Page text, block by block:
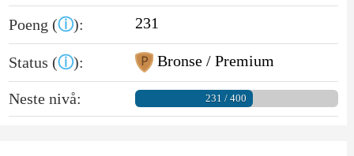
Poeng (ⓘ): 231
Status (ⓘ): Bronse / Premium
Neste nivå: 231 / 400